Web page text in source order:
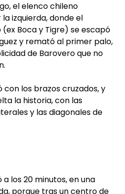
el elenco chileno
izquierda, donde el
Boca y Tigre) se escapó
y remató al primer palo,
de Barovero que no
con los brazos cruzados, y
la historia, con las
y las diagonales de
los 20 minutos, en una
porque tras un centro de